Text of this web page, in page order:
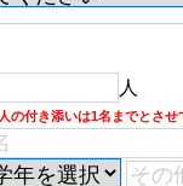
人
の付き添いは1名までとさせ